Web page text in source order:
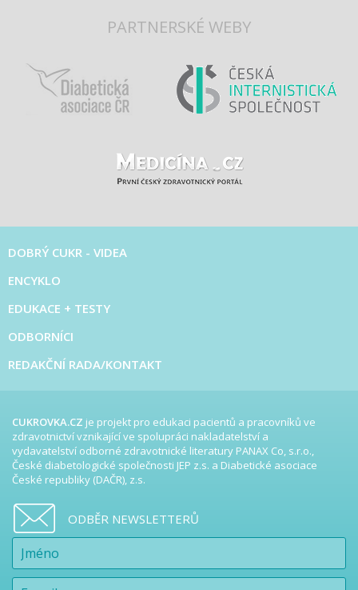
PARTNERSKÉ WEBY
DOBRÝ CUKR - VIDEA
ENCYKLO
EDUKACE + TESTY
ODBORNÍCI
REDAKČNÍ RADA/KONTAKT
CUKROVKA.CZ je projekt pro edukaci pacientů a pracovníků ve
zdravotnictví vznikající ve spolupráci nakladatelství a
vydavatelství odborné zdravotnické literatury PANAX Co, s.r.o.,
České diabetologické společnosti JEP z.s. a Diabetické asociace
České republiky (DAČR), z.s.
ODBĚR NEWSLETTERŮ